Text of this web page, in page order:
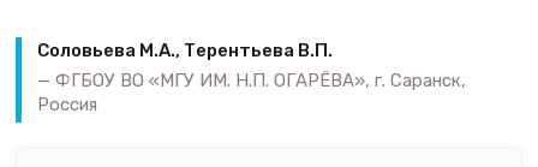
Соловьева М.А., Терентьева В.П.
ФГБОУ ВО «МГУ ИМ. Н.П. ОГАРЁВА», г. Саранск,
Россия